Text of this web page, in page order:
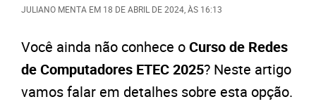
JULIANO MENTA EM 18 DE ABRIL DE 2024 , ÀS 16:13
Você ainda não conhece oCurso de Redes
de Computadores ETEC 2025? Neste artigo
vamos falar em detalhes sobre esta opção.